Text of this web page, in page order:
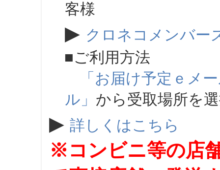
客様
▶ クロネコメンバー
■ご利用方法
「お届け予定ｅメ
ル」 から受取場所を
▶ 詳しくはこちら
※コンビニ等の店